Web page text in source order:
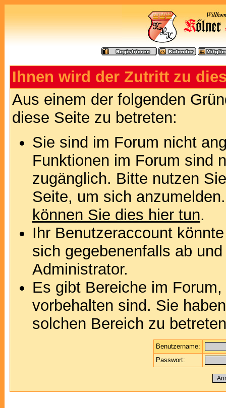
Ihnen wird der Zutritt zu
Aus einem der folgenden
diese Seite zu betreten:
Sie sind im Forum nicht
Funktionen im Forum sind
zugänglich. Bitte nutzen
Seite, um sich
können Sie dies hier tun.
Ihr Benutzeraccount
sich gegebenenfalls ab
Administrator.
Es gibt Bereiche im
vorbehalten sind. Sie
solchen Bereich zu
Benutzername:
Passwort: